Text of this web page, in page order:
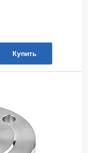
Купить